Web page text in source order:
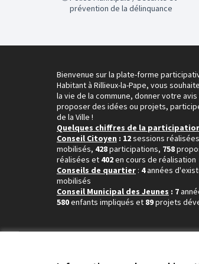
prévention de la délinquance
Bienvenue sur la plate-forme
Habitant à Rillieux-la-Pape, vous
la vie de la commune, donner votre
proposer des idées ou projets,
de la Ville !
Quelques chiffres de la
Conseil Citoyen : 12sessions
mobilisés, 428participations, 758
réalisées et 402en cours de réalisation
Conseils de quartier : 4années
mobilisés
Conseil Municipal des Jeunes : 7
580enfants impliqués et 89projets